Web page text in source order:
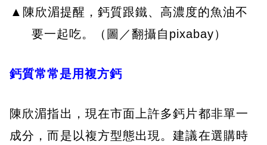
▲陳欣湄提醒，鈣質跟鐵、高濃度的魚油不
要一起吃。（圖／翻攝自pixabay）
鈣質常常是用複方鈣
陳欣湄指出，現在市面上許多鈣片都非單一
成分，而是以複方型態出現。建議在選購時